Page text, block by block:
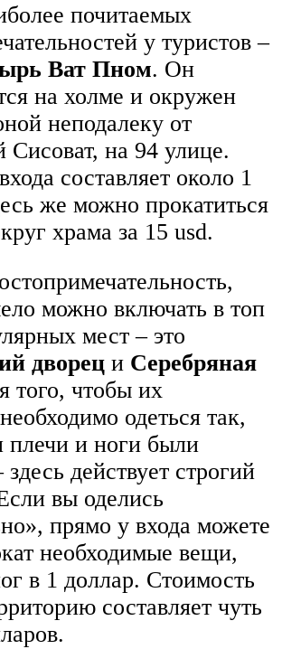
почитаемых
у туристов –
Ват Пном. Он
на холме и окружен
неподалеку от
Сисоват, на 94 улице.
составляет около 1
же можно прокатиться
храма за 15 usd.
можно включать в топ
мест – это
дворец и Серебряная
того, чтобы их
одеться так,
плечи и ноги были
действует строгий
вы оделись
прямо у входа можете
необходимые вещи,
в 1 доллар. Стоимость
составляет чуть